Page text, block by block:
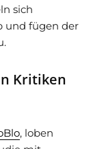
sich
und fügen der
Kritiken
, loben